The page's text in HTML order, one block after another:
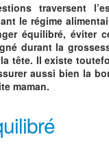
traversent
le régime
équilibré, éviter
durant la
tête. Il existe
aussi bien la
maman.